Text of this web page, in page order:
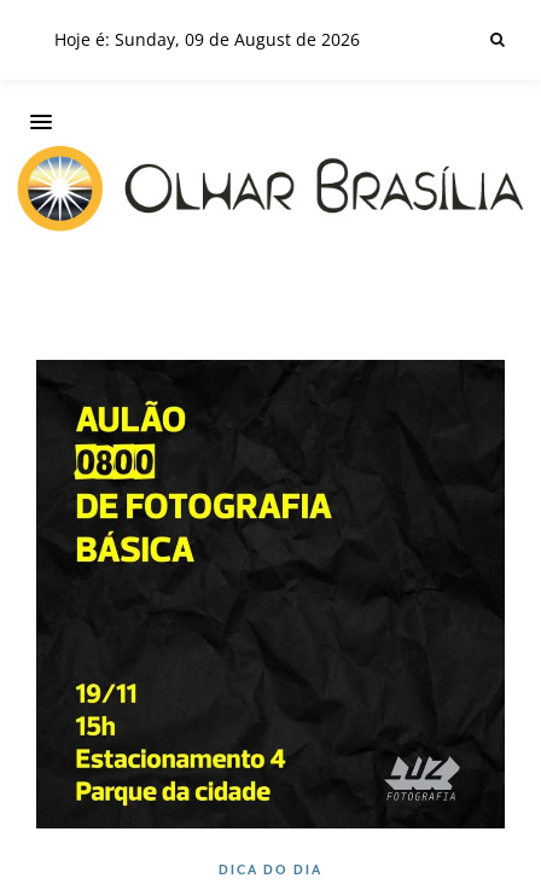
Hoje é: Sunday, 09 de August de 2026
DICA DO DIA